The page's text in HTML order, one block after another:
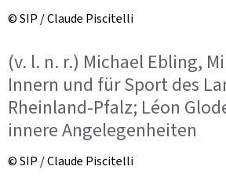
© SIP / Claude Piscitelli
(v. l. n. r.) Michael Ebling,
Innern und für Sport des
Rheinland-Pfalz; Léon
innere Angelegenheiten
© SIP / Claude Piscitelli